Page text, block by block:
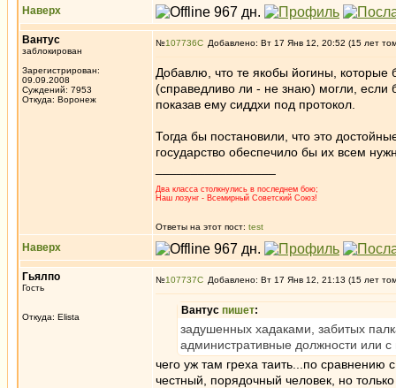
Наверх
Вантус
заблокирован
Зарегистрирован:
09.09.2008
Суждений: 7953
Откуда: Воронеж
№107736 Добавлено: Вт 17 Янв 12, 20:52 (15 лет
Добавлю, что те якобы йогины, которые
(справедливо ли - не знаю) могли,
показав ему сиддхи под протокол.
Тогда бы постановили, что это
государство обеспечило бы их всем
Два класса столкнулись в последнем бою;
Наш лозунг - Всемирный Советский Союз!
Ответы на этот пост: test
Наверх
Гьялпо
Гость
Откуда: Elista
№107737 Добавлено: Вт 17 Янв 12, 21:13 (15 лет
Вантус пишет:
задушенных хадаками, забитых
административные должности или
чего уж там греха таить...по
честный, порядочный человек, но